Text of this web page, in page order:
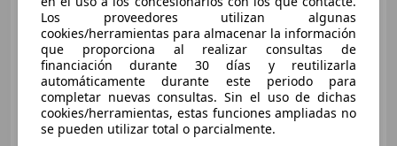
€ 4.500
Buen precio
04/2007 282.000 km Diésel 110 kW (150 CV)
Los proveedores utilizan algunas
cookies/herramientas para almacenar la información
que proporciona al realizar consultas de
financiación durante 30 días y reutilizarla
automáticamente durante este periodo para
completar nuevas consultas. Sin el uso de dichas
cookies/herramientas, estas funciones ampliadas no
se pueden utilizar total o parcialmente.